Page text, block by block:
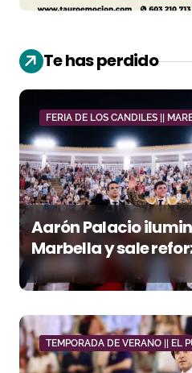
Te has perdido
FERIA DE LOS CANDILES ||
Aarón Palacio
Marbella y sale
junto a Manzanares y
Morante
TEMPORADA DE VERANO || EL